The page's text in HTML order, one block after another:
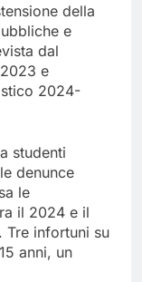
della
e
dal
e
2024-
studenti
denunce
le
il 2024 e il
infortuni su
anni, un